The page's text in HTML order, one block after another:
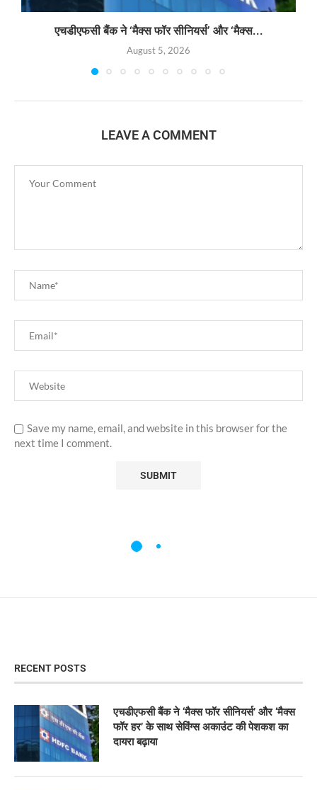
एचडीएफसी बैंक ने ‘मैक्स फॉर सीनियर्स’ और ‘मैक्स...
August 5, 2026
LEAVE A COMMENT
Save my name, email, and website in this browser for the
next time I comment.
RECENT POSTS
एचडीएफसी बैंक ने ‘मैक्स फॉर सीनियर्स’ और ‘मैक्स
फॉर हर’ के साथ सेविंग्स अकाउंट की पेशकश का
दायरा बढ़ाया